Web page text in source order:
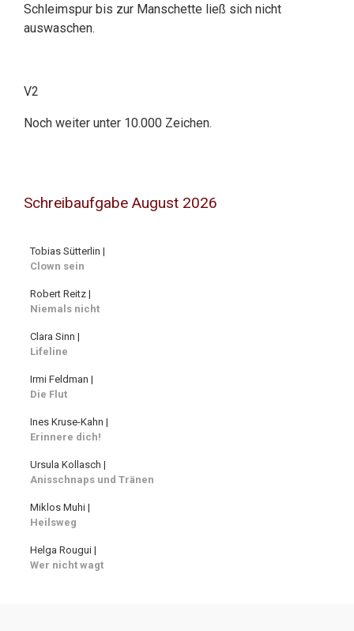
Schleimspur bis zur Manschette ließ sich nicht
auswaschen.
V2
Noch weiter unter 10.000 Zeichen.
Schreibaufgabe August 2026
Tobias Sütterlin |
Clown sein
Robert Reitz |
Niemals nicht
Clara Sinn |
Lifeline
Irmi Feldman |
Die Flut
Ines Kruse-Kahn |
Erinnere dich!
Ursula Kollasch |
Anisschnaps und Tränen
Miklos Muhi |
Heilsweg
Helga Rougui |
Wer nicht wagt